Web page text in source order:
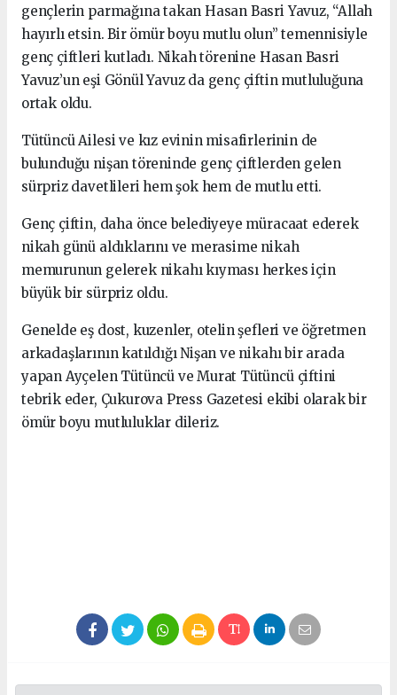
gençlerin parmağına takan Hasan Basri Yavuz, “Allah
hayırlı etsin. Bir ömür boyu mutlu olun” temennisiyle
genç çiftleri kutladı. Nikah törenine Hasan Basri
Yavuz’un eşi Gönül Yavuz da genç çiftin mutluluğuna
ortak oldu.
Tütüncü Ailesi ve kız evinin misafirlerinin de
bulunduğu nişan töreninde genç çiftlerden gelen
sürpriz davetlileri hem şok hem de mutlu etti.
Genç çiftin, daha önce belediyeye müracaat ederek
nikah günü aldıklarını ve merasime nikah
memurunun gelerek nikahı kıyması herkes için
büyük bir sürpriz oldu.
Genelde eş dost, kuzenler, otelin şefleri ve öğretmen
arkadaşlarının katıldığı Nişan ve nikahı bir arada
yapan Ayçelen Tütüncü ve Murat Tütüncü çiftini
tebrik eder, Çukurova Press Gazetesi ekibi olarak bir
ömür boyu mutluluklar dileriz.